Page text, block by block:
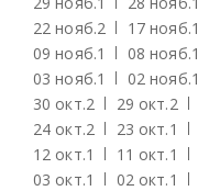
22 нояб.2 17 нояб.1
09 нояб.1 08 нояб.1
03 нояб.1 02 нояб.1
30 окт.2 29 окт.2
24 окт.2 23 окт.1
12 окт.1 11 окт.1
03 окт.1 02 окт.1